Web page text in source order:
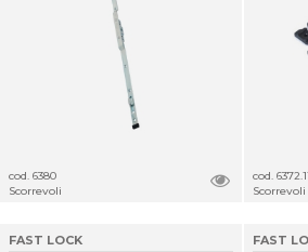
cod. 6380
Scorrevoli
cod.
Scorrevoli
FAST LOCK FAST